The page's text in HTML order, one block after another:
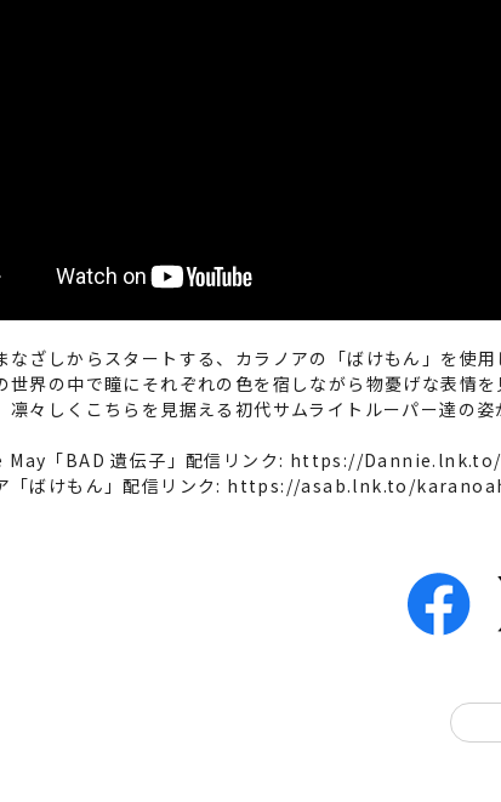
なざしからスタートする、カラノアの「ばけもん」を使用
世界の中で瞳にそれぞれの色を宿しながら物憂げな表情
凛々しくこちらを見据える初代サムライトルーパー達の
「BAD 遺伝子」配信リンク: https://Dannie.lnk.to/
ばけもん」配信リンク: https://asab.lnk.to/